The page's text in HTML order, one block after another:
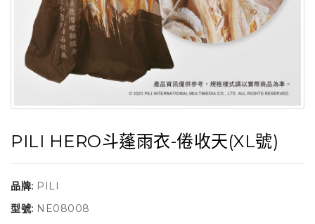
PILI HERO斗蓬雨衣-倦收天(XL號)
品牌: PILI
型號: NE08008